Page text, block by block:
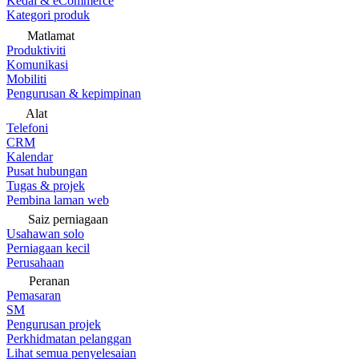
Kategori produk
Matlamat
Produktiviti
Komunikasi
Mobiliti
Pengurusan & kepimpinan
Alat
Telefoni
CRM
Kalendar
Pusat hubungan
Tugas & projek
Pembina laman web
Saiz perniagaan
Usahawan solo
Perniagaan kecil
Perusahaan
Peranan
Pemasaran
SM
Pengurusan projek
Perkhidmatan pelanggan
Lihat semua penyelesaian